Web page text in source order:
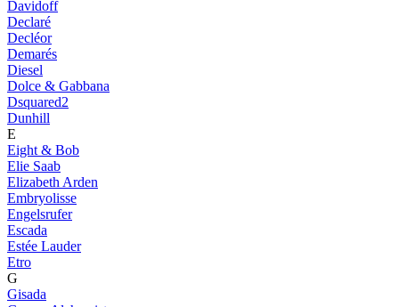
Davidoff
Declaré
Decléor
Demarés
Diesel
Dolce & Gabbana
Dsquared2
Dunhill
E
Eight & Bob
Elie Saab
Elizabeth Arden
Embryolisse
Engelsrufer
Escada
Estée Lauder
Etro
G
Gisada